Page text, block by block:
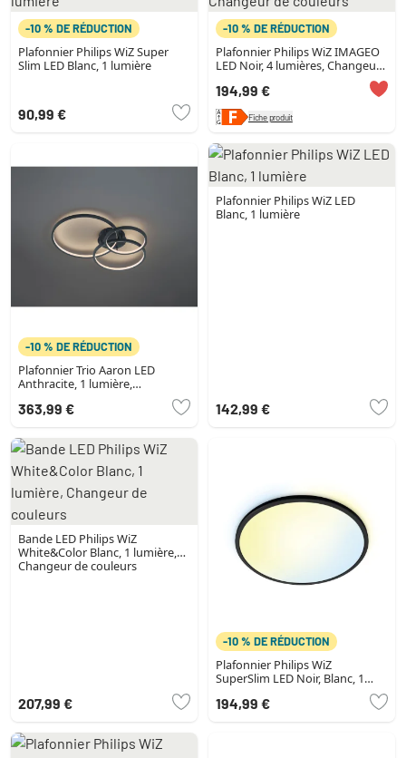
-10 % DE RÉDUCTION
Plafonnier Philips WiZ Super
Slim LED Blanc, 1 lumière
90,99 €
-10 % DE RÉDUCTION
Plafonnier Philips WiZ IMAGEO
LED Noir, 4 lumières, Changeur
194,99 €
Fiche produit
-10 % DE RÉDUCTION
Plafonnier Trio Aaron LED
Anthracite, 1 lumière,
Télécommandes, Changeur de
couleurs
363,99 €
Plafonnier Philips WiZ LED
Blanc, 1 lumière
142,99 €
Bande LED Philips WiZ
White&Color Blanc, 1 lumière,
Changeur de couleurs
207,99 €
-10 % DE RÉDUCTION
Plafonnier Philips WiZ
SuperSlim LED Noir, Blanc, 1
194,99 €